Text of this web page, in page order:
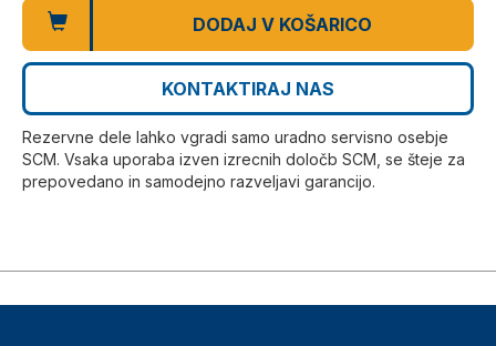
DODAJ V KOŠARICO
KONTAKTIRAJ NAS
Rezervne dele lahko vgradi samo uradno servisno osebje
SCM. Vsaka uporaba izven izrecnih določb SCM, se šteje za
prepovedano in samodejno razveljavi garancijo.